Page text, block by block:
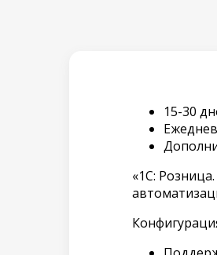
15-30
«1С: